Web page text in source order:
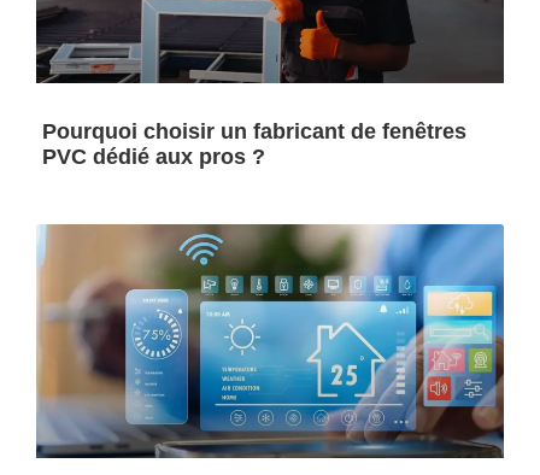
Pourquoi choisir un fabricant de fenêtres
PVC dédié aux pros ?